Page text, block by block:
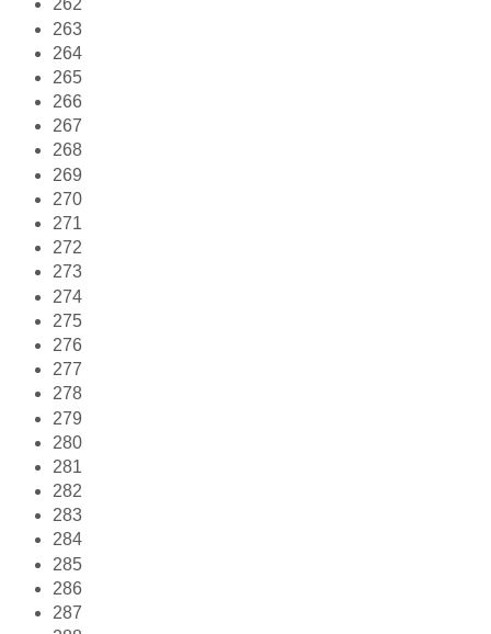
262
263
264
265
266
267
268
269
270
271
272
273
274
275
276
277
278
279
280
281
282
283
284
285
286
287